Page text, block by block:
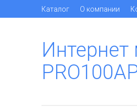
Каталог О компании
Интернет